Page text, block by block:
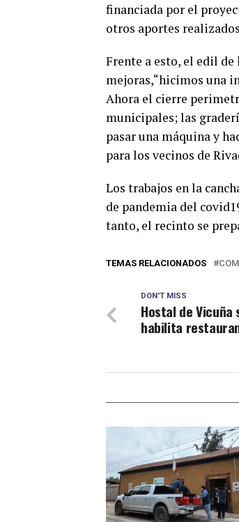
financiada por el
otros aportes
Frente a esto, el edil
mejoras,“hicimos una
Ahora el cierre
municipales; las
pasar una máquina y
para los vecinos de
Los trabajos en la
de pandemia del
tanto, el recinto se
TEMAS RELACIONADOS
DON'T MISS
Hostal de
habilita